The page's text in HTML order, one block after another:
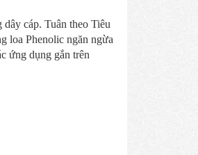
cáp. Tuân theo Tiêu
loa Phenolic ngăn ngừa
ứng dụng gắn trên